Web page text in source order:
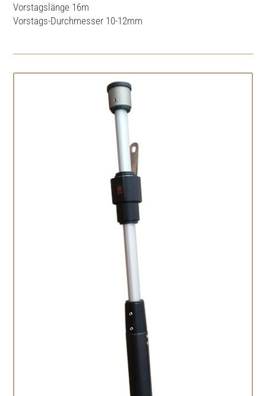
Vorstagslänge 16m
Vorstags-Durchmesser 10-12mm